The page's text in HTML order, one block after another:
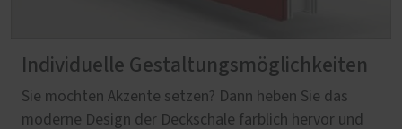
Individuelle Gestaltungsmöglichkeiten
Sie möchten Akzente setzen? Dann heben Sie das
moderne Design der Deckschale farblich hervor und